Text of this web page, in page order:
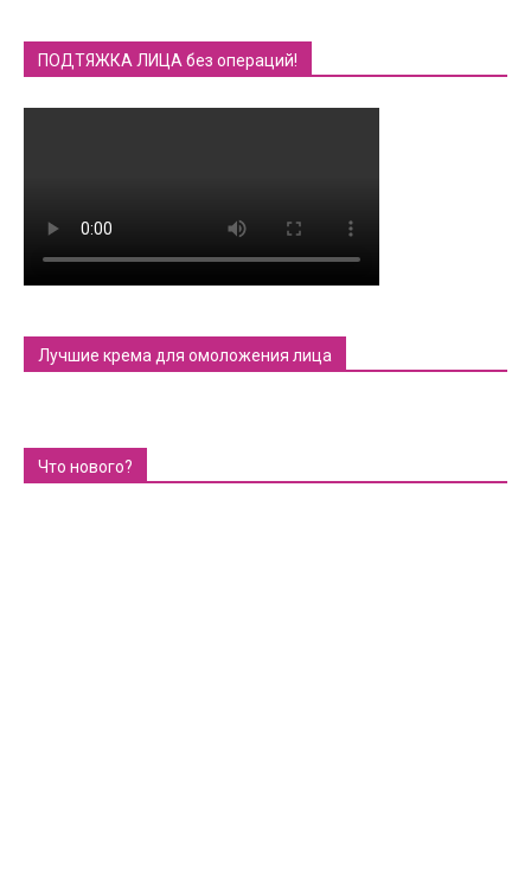
ПОДТЯЖКА ЛИЦА без операций!
Лучшие крема для омоложения лица
Что нового?